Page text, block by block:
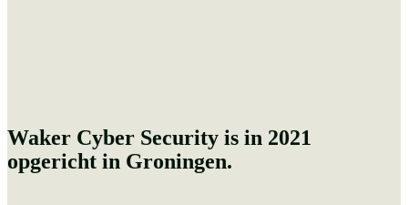
Waker Cyber Security is in 2021
opgericht in Groningen.